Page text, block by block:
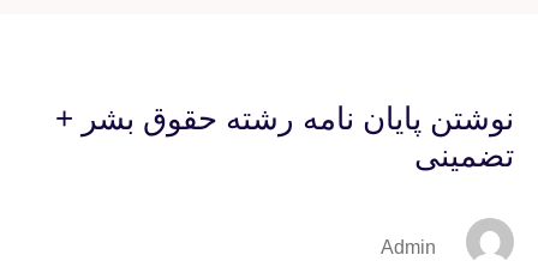
نوشتن پایان نامه رشته حقوق بشر +
تضمینی
Admin